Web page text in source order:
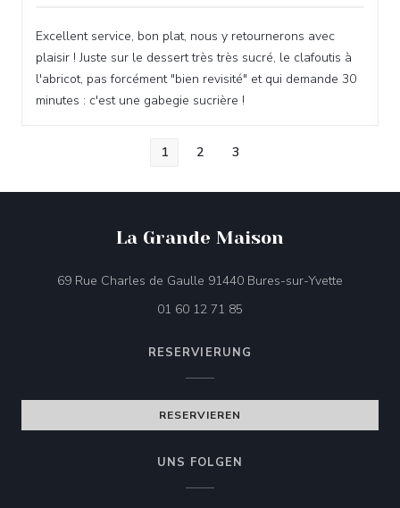
Excellent service, bon plat, nous y retournerons avec
plaisir ! Juste sur le dessert très très sucré, le clafoutis à
l'abricot, pas forcément "bien revisité" et qui demande 30
minutes : c'est une gabegie sucrière !
1 2 3
La Grande Maison
69 Rue Charles de Gaulle 91440 Bures-sur-Yvette
01 60 12 71 85
RESERVIERUNG
RESERVIEREN
UNS FOLGEN